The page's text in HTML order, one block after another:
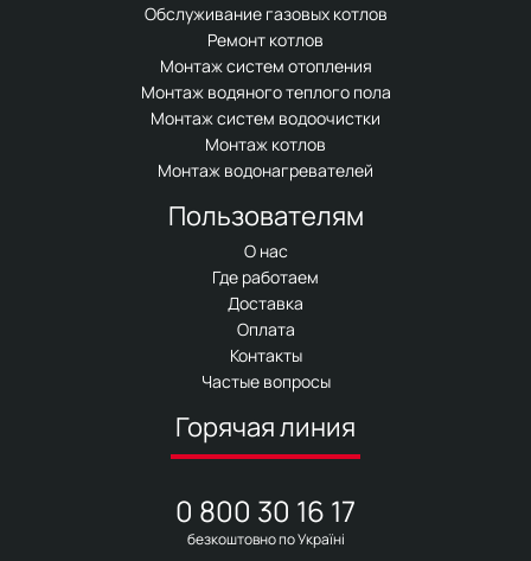
Обслуживание газовых котлов
Ремонт котлов
Монтаж систем отопления
Монтаж водяного теплого пола
Монтаж систем водоочистки
Монтаж котлов
Монтаж водонагревателей
Пользователям
О нас
Где работаем
Доставка
Оплата
Контакты
Частые вопросы
Горячая линия
0 800 30 16 17
безкоштовно по Україні